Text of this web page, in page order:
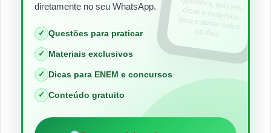
diretamente no seu WhatsApp.
✓ Questões para praticar
✓ Materiais exclusivos
✓ Dicas para ENEM e concursos
✓ Conteúdo gratuito
Questões, quizzes,
dicas e materiais
para estudar todos
os dias.